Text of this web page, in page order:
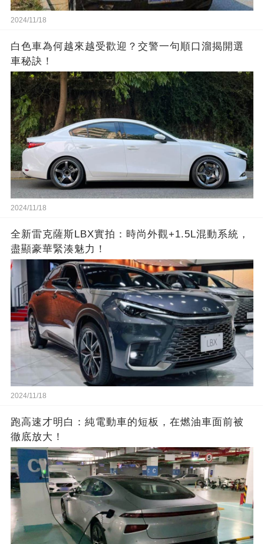
2024/11/18
白色車為何越來越受歡迎？交警一句順口溜揭開選
車秘訣！
2024/11/18
全新雷克薩斯LBX實拍：時尚外觀+1.5L混動系統，
盡顯豪華緊湊魅力！
2024/11/18
跑高速才明白：純電動車的短板，在燃油車面前被
徹底放大！